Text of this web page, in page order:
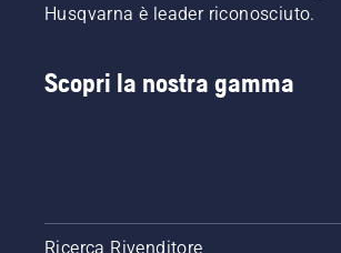
Husqvarna è leader riconosciuto.
Scopri la nostra gamma
Ricerca Rivenditore